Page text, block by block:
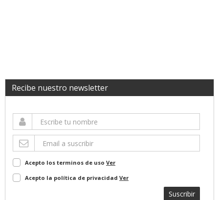
Recibe nuestro newsletter
Acepto los terminos de uso Ver
Acepto la política de privacidad Ver
Suscribir